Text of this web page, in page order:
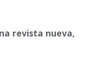
revista nueva,